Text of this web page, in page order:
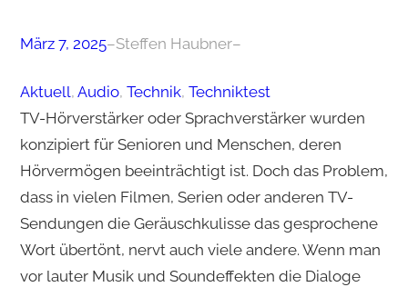
März 7, 2025–Steffen Haubner–
Aktuell, Audio, Technik, Techniktest
TV-Hörverstärker oder Sprachverstärker wurden
konzipiert für Senioren und Menschen, deren
Hörvermögen beeinträchtigt ist. Doch das Problem,
dass in vielen Filmen, Serien oder anderen TV-
Sendungen die Geräuschkulisse das gesprochene
Wort übertönt, nervt auch viele andere. Wenn man
vor lauter Musik und Soundeffekten die Dialoge